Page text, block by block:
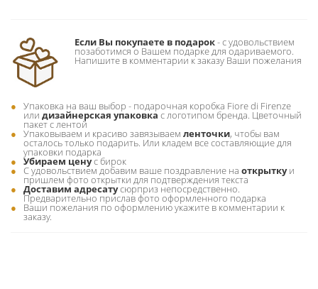
Если Вы покупаете в подарок- c удовольствием
позаботимся о Вашем подарке для одариваемого.
Напишите в комментарии к заказу Ваши пожелания
Упаковка на ваш выбор - подарочная коробка Fiore di Firenze
или дизайнерская упаковка с логотипом бренда. Цветочный
пакет с лентой
Упаковываем и красиво завязываем ленточки, чтобы вам
осталось только подарить. Или кладем все составляющие для
упаковки подарка
Убираем ценус бирок
С удовольствием добавим ваше поздравление на открыткуи
пришлем фото открытки для подтверждения текста
Доставим адресатусюрприз непосредственно.
Предварительно прислав фото оформленного подарка
Ваши пожелания по оформлению укажите в комментарии к
заказу.